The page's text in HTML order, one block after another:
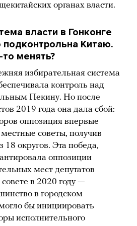
органах власти.
власти в Гонконге
подконтрольна Китаю.
менять?
избирательная система
контроль над
Пекину. Но после
2019 года она дала сбой:
оппозиция впервые
советы, получив
18 округов. Эта победа,
оппозиции
мест депутатов
в 2020 году —
в городском
бы инициировать
исполнительного